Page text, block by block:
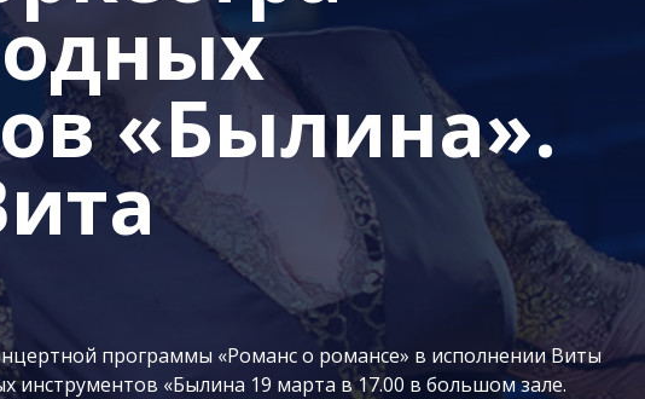
«Былина».
программы «Романс о романсе» в исполнении Виты
инструментов «Былина 19 марта в 17.00 в большом зале.